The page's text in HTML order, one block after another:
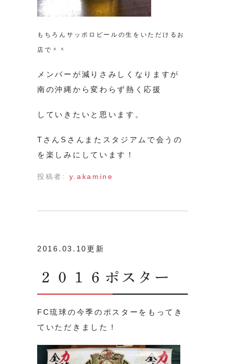
もちろんサッポロビールの生をいただけるお
店で＾＾
メンバーが減りさみしくなりますが
南の沖縄から変わらず熱く応援
していきたいと思います。
TさんSさんまたスタジアムで会うの
を楽しみにしています！
投稿者: y.akamine
2016.03.10更新
２０１６ポスター
FC琉球の今季のポスターをもってき
ていただきました！